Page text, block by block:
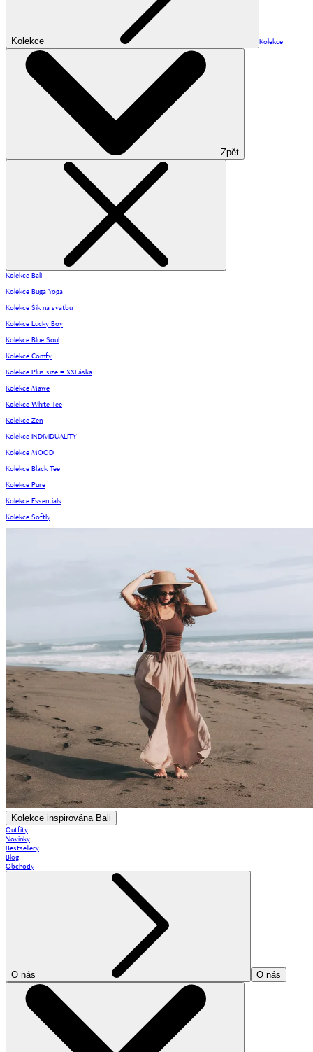
Kolekce Kolekce
Zpět
Kolekce Bali
Kolekce Buga Yoga
Kolekce Šik na svatbu
Kolekce Lucky Boy
Kolekce Blue Soul
Kolekce Comfy
Kolekce Plus size = XXLáska
Kolekce Mawe
Kolekce White Tee
Kolekce Zen
Kolekce INDIVIDUALITY
Kolekce MOOD
Kolekce Black Tee
Kolekce Pure
Kolekce Essentials
Kolekce Softly
Kolekce inspirována Bali
Outfity
Novinky
Bestsellery
Blog
Obchody
O nás O nás